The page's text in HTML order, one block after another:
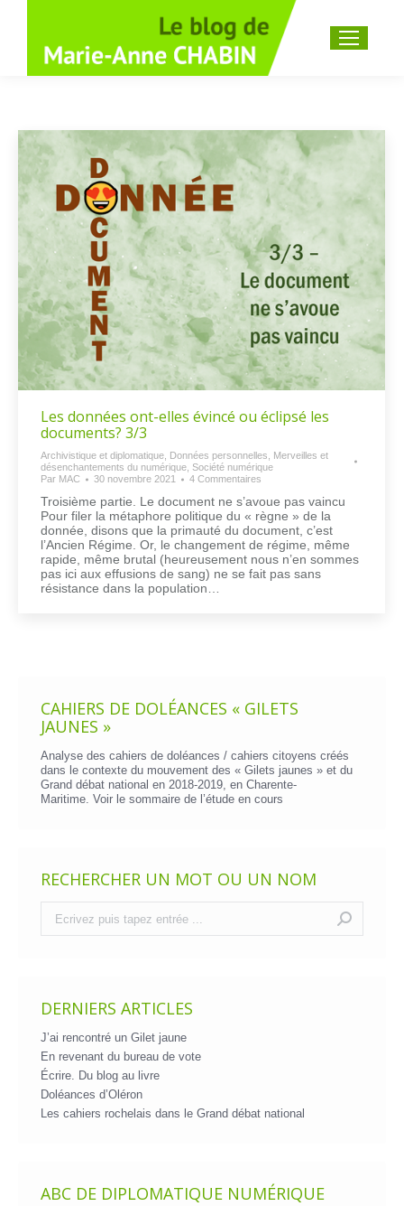
Recherche
Les données ont-elles évincé ou éclipsé les
documents? 3/3
Archivistique et diplomatique Données personnelles
Merveilles et
désenchantements du numérique Société numérique
Par MAC 30 novembre 2021 4 Commentaires
Troisième partie. Le document ne s’avoue pas vaincu
Pour filer la métaphore politique du « règne » de la
donnée, disons que la primauté du document, c’est
l’Ancien Régime. Or, le changement de régime, même
rapide, même brutal (heureusement nous n’en sommes
pas ici aux effusions de sang) ne se fait pas sans
résistance dans la population…
CAHIERS DE DOLÉANCES « GILETS
JAUNES »
Analyse des cahiers de doléances / cahiers citoyens créés
dans le contexte du mouvement des « Gilets jaunes » et du
Grand débat national en 2018-2019, en Charente-
Maritime. Voir le sommaire de l’étude en cours
RECHERCHER UN MOT OU UN NOM
DERNIERS ARTICLES
J’ai rencontré un Gilet jaune
En revenant du bureau de vote
Écrire. Du blog au livre
Doléances d’Oléron
Les cahiers rochelais dans le Grand débat national
ABC DE DIPLOMATIQUE NUMÉRIQUE